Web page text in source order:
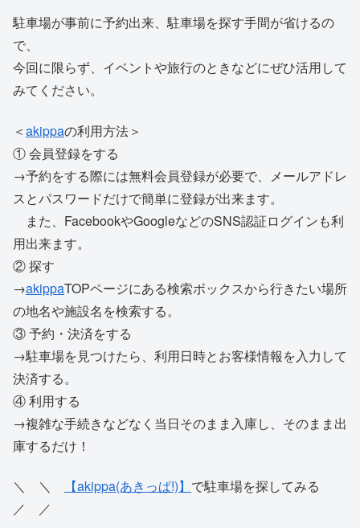
駐車場が事前に予約出来、駐車場を探す手間が省けるの
で、
今回に限らず、イベントや旅行のときなどにぜひ活用して
みてください。
＜akippaの利用方法＞
① 会員登録をする
→予約をする際には無料会員登録が必要で、メールアドレ
スとパスワードだけで簡単に登録が出来ます。
また、FacebookやGoogleなどのSNS認証ログインも利
用出来ます。
② 探す
→akippaTOPページにある検索ボックスから行きたい場所
の地名や施設名を検索する。
③ 予約・決済をする
→駐車場を見つけたら、利用日時とお客様情報を入力して
決済する。
④ 利用する
→複雑な手続きなどなく当日そのまま入庫し、そのまま出
庫するだけ！
＼ ＼ 【akippa(あきっぱ!)】 で駐車場を探してみる
／ ／